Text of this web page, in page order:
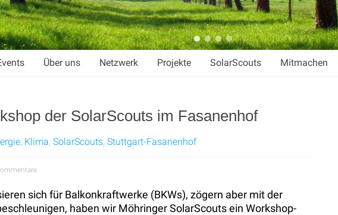
Über uns Netzwerk Projekte SolarScouts Mitmachen
der SolarScouts im Fasanenhof
, Klima, SolarScouts, Stuttgart-Fasanenhof
sich für Balkonkraftwerke (BKWs), zögern aber mit der
haben wir Möhringer SolarScouts ein Workshop-